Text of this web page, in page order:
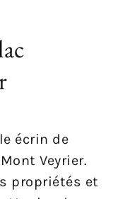
écrin de
Veyrier.
propriétés et